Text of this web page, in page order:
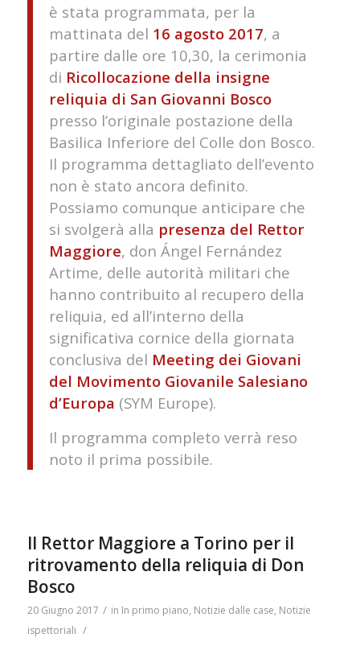
è stata programmata, per la
mattinata del 16 agosto 2017, a
partire dalle ore 10,30, la cerimonia
di Ricollocazione della insigne
reliquia di San Giovanni Bosco
presso l’originale postazione della
Basilica Inferiore del Colle don Bosco.
Il programma dettagliato dell’evento
non è stato ancora definito.
Possiamo comunque anticipare che
si svolgerà alla presenza del Rettor
Maggiore, don Ángel Fernández
Artime, delle autorità militari che
hanno contribuito al recupero della
reliquia, ed all’interno della
significativa cornice della giornata
conclusiva del Meeting dei Giovani
del Movimento Giovanile Salesiano
d’Europa (SYM Europe).
​​Il programma completo verrà reso
noto il prima possibile.
Il Rettor Maggiore a Torino per il
ritrovamento della reliquia di Don
Bosco
20 Giugno 2017 / in In primo piano, Notizie dalle case, Notizie
ispettoriali /